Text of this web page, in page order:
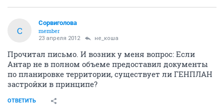
С
Сорвиголова
member
23 апреля 2012 не_коша
Прочитал письмо. И возник у меня вопрос: Если
Антар не в полном объеме предоставил документы
по планировке территории, существует ли ГЕНПЛАН
застройки в принципе?
ОТВЕТИТЬ